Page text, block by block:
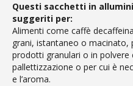
Questi sacchetti in
suggeriti per:
Alimenti come caffè
grani, istantaneo o
prodotti granulari o in polvere
pallettizzazione o per cui è
e l’aroma.